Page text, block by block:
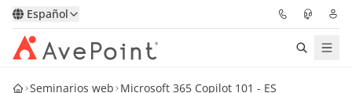
Español
Seminarios web Microsoft 365 Copilot 101 - ES